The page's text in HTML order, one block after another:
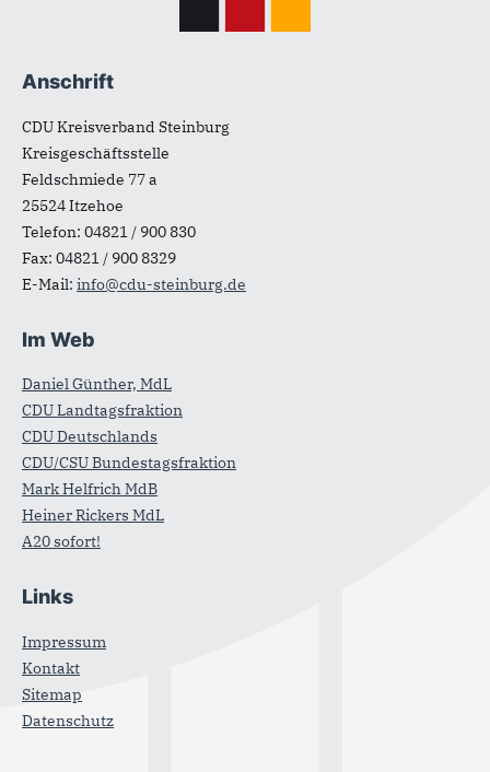
Anschrift
CDU Kreisverband Steinburg
Kreisgeschäftsstelle
Feldschmiede 77 a
25524Itzehoe
Telefon: 04821 / 900 830
Fax: 04821 / 900 8329
E-Mail: info@cdu-steinburg.de
Im Web
Daniel Günther, MdL
CDU Landtagsfraktion
CDU Deutschlands
CDU/CSU Bundestagsfraktion
Mark Helfrich MdB
Heiner Rickers MdL
A20 sofort!
Links
Impressum
Kontakt
Sitemap
Datenschutz